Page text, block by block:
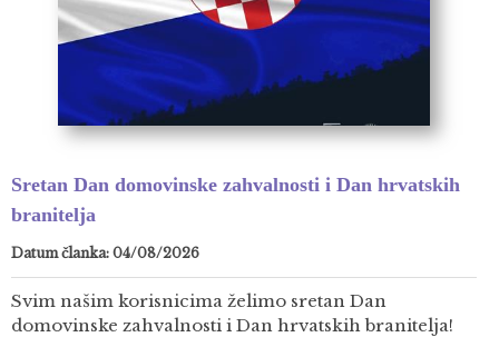
Sretan Dan domovinske zahvalnosti i Dan hrvatskih
branitelja
Datum članka: 04/08/2026
Svim našim korisnicima želimo sretan Dan
domovinske zahvalnosti i Dan hrvatskih branitelja!